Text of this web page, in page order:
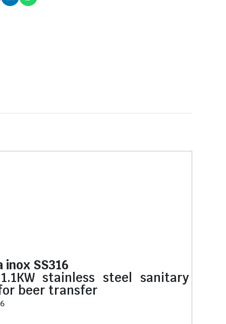
SS316
1.1KW stainless steel sanitary
beer transfer